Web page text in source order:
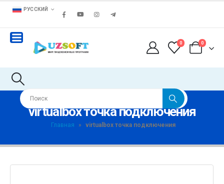
РУССКИЙ
0 0
virtualbox точка подключения
Главная » virtualbox точка подключения